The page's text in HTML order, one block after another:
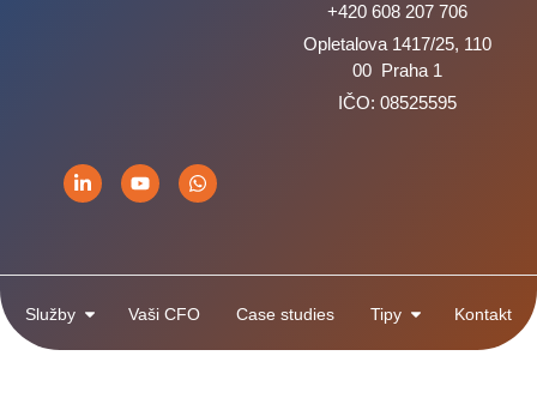
+420 608 207 706
Opletalova 1417/25, 110
00 Praha 1
IČO: 08525595
Služby Vaši CFO Case studies Tipy Kontakt